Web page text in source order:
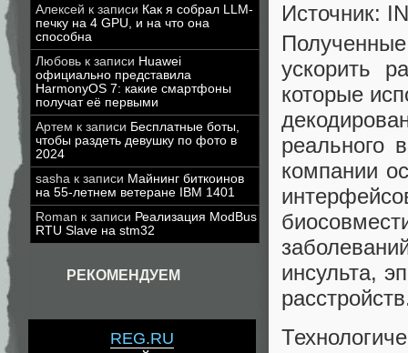
Алексей к записи Как я собрал LLM-
печку на 4 GPU, и на что она
способна
Любовь к записи Huawei
официально представила
HarmonyOS 7: какие смартфоны
получат её первыми
Артем к записи Бесплатные боты,
чтобы раздеть девушку по фото в
2024
sasha к записи Майнинг биткоинов
на 55-летнем ветеране IBM 1401
Roman к записи Реализация ModBus
RTU Slave на stm32
РЕКОМЕНДУЕМ
REG.RU
Источник:
ускорить
которые
реального
компании
инсульта,